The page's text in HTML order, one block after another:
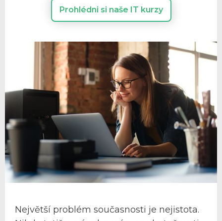
Prohlédni si naše IT kurzy
Největší problém současnosti je nejistota.